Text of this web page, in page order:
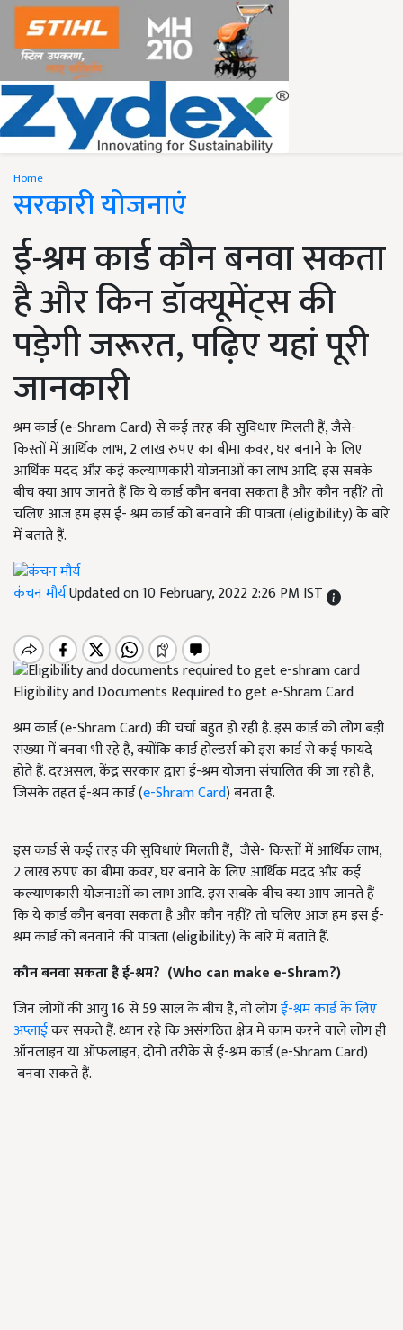
Home
सरकारी योजनाएं
ई-श्रम कार्ड कौन बनवा सकता
है और किन डॉक्यूमेंट्स की
पड़ेगी जरूरत, पढ़िए यहां पूरी
जानकारी
श्रम कार्ड (e-Shram Card) से कई तरह की सुविधाएं मिलती हैं, जैसे-
किस्तों में आर्थिक लाभ, 2 लाख रुपए का बीमा कवर, घर बनाने के लिए
आर्थिक मदद औऱ कई कल्याणकारी योजनाओं का लाभ आदि. इस सबके
बीच क्या आप जानते हैं कि ये कार्ड कौन बनवा सकता है और कौन नहीं? तो
चलिए आज हम इस ई- श्रम कार्ड को बनवाने की पात्रता (eligibility) के बारे
में बताते हैं.
कंचन मौर्यUpdated on 10 February, 2022 2:26 PM IST
Eligibility and Documents Required to get e-Shram Card
श्रम कार्ड (e-Shram Card) की चर्चा बहुत हो रही है. इस कार्ड को लोग बड़ी
संख्या में बनवा भी रहे हैं, क्योंकि कार्ड होल्डर्स को इस कार्ड से कई फायदे
होते हैं. दरअसल, केंद्र सरकार द्वारा ई-श्रम योजना संचालित की जा रही है,
जिसके तहत ई-श्रम कार्ड (e-Shram Card) बनता है.
इस कार्ड से कई तरह की सुविधाएं मिलती हैं, जैसे- किस्तों में आर्थिक लाभ,
2 लाख रुपए का बीमा कवर, घर बनाने के लिए आर्थिक मदद औऱ कई
कल्याणकारी योजनाओं का लाभ आदि. इस सबके बीच क्या आप जानते हैं
कि ये कार्ड कौन बनवा सकता है और कौन नहीं? तो चलिए आज हम इस ई-
श्रम कार्ड को बनवाने की पात्रता (eligibility) के बारे में बताते हैं.
कौन बनवा सकता है ई-श्रम? (Who can make e-Shram?)
जिन लोगों की आयु 16 से 59 साल के बीच है, वो लोगई-श्रम कार्ड के लिए
अप्लाईकर सकते हैं. ध्यान रहे कि असंगठित क्षेत्र में काम करने वाले लोग ही
ऑनलाइन या ऑफलाइन, दोनों तरीके से ई-श्रम कार्ड (e-Shram Card)
बनवा सकते हैं.